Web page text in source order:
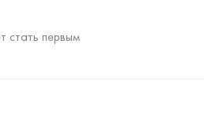
стать первым